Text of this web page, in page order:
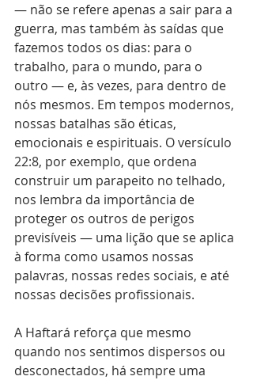
— não se refere apenas a sair para a
guerra, mas também às saídas que
fazemos todos os dias: para o
trabalho, para o mundo, para o
outro — e, às vezes, para dentro de
nós mesmos. Em tempos modernos,
nossas batalhas são éticas,
emocionais e espirituais. O versículo
22:8, por exemplo, que ordena
construir um parapeito no telhado,
nos lembra da importância de
proteger os outros de perigos
previsíveis — uma lição que se aplica
à forma como usamos nossas
palavras, nossas redes sociais, e até
nossas decisões profissionais.
A Haftará reforça que mesmo
quando nos sentimos dispersos ou
desconectados, há sempre uma